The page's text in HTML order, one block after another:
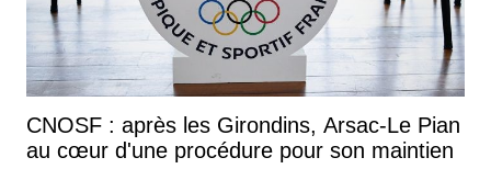
CNOSF : après les Girondins, Arsac-Le Pian
au cœur d'une procédure pour son maintien